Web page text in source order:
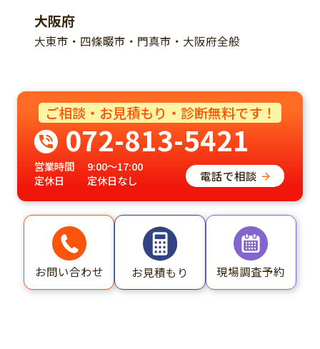
大阪府
大東市・四條畷市・門真市・大阪府全般
ご相談・お見積もり・診断無料です！
072-813-5421
営業時間
9:00～17:00
定休日
定休日なし 電話で相談
お問い合わせ お見積もり 現場調査予約